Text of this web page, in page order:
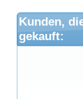
Kunden,
gekauft: